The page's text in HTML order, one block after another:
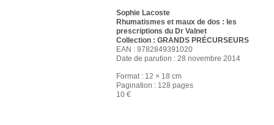
Sophie Lacoste
Rhumatismes et maux de dos : les
prescriptions du Dr Valnet
Collection : GRANDS PRÉCURSEURS
EAN : 9782849391020
Date de parution : 28 novembre 2014
Format : 12 × 18 cm
Pagination : 128 pages
10 €